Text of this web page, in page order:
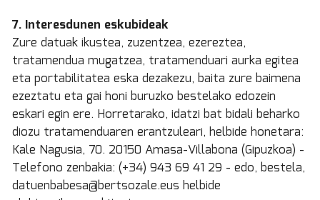
7. Interesdunen eskubideak
Zure datuak ikustea, zuzentzea, ezereztea,
tratamendua mugatzea, tratamenduari aurka egitea
eta portabilitatea eska dezakezu, baita zure baimena
ezeztatu eta gai honi buruzko bestelako edozein
eskari egin ere. Horretarako, idatzi bat bidali beharko
diozu tratamenduaren erantzuleari, helbide honetara:
Kale Nagusia, 70. 20150 Amasa-Villabona (Gipuzkoa) -
Telefono zenbakia: (+34) 943 69 41 29 - edo, bestela,
datuenbabesa@bertsozale.eus helbide